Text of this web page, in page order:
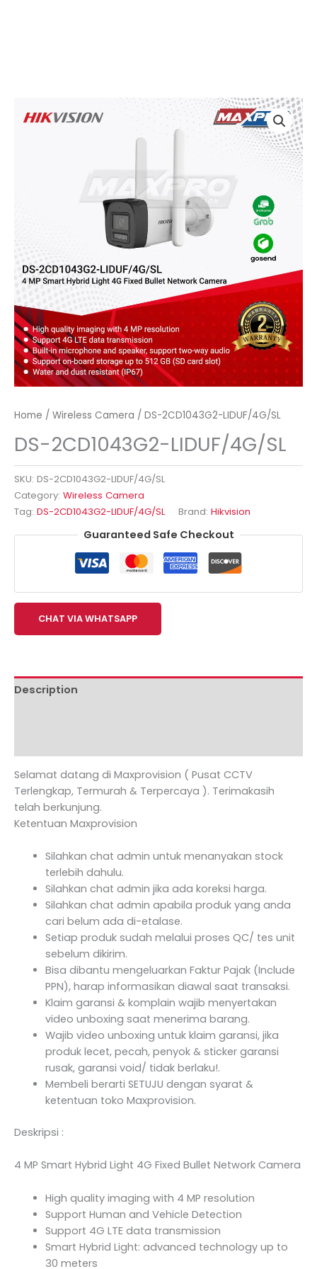
Home / Wireless Camera / DS-2CD1043G2-LIDUF/4G/SL
DS-2CD1043G2-LIDUF/4G/SL
SKU: DS-2CD1043G2-LIDUF/4G/SL
Category: Wireless Camera
Tag: DS-2CD1043G2-LIDUF/4G/SL Brand: Hikvision
Guaranteed Safe Checkout
CHAT VIA WHATSAPP
Description
Selamat datang di Maxprovision ( Pusat CCTV
Terlengkap, Termurah & Terpercaya ). Terimakasih
telah berkunjung.
Ketentuan Maxprovision
Silahkan chat admin untuk menanyakan stock
terlebih dahulu.
Silahkan chat admin jika ada koreksi harga.
Silahkan chat admin apabila produk yang anda
cari belum ada di-etalase.
Setiap produk sudah melalui proses QC/ tes unit
sebelum dikirim.
Bisa dibantu mengeluarkan Faktur Pajak (Include
PPN), harap informasikan diawal saat transaksi.
Klaim garansi & komplain wajib menyertakan
video unboxing saat menerima barang.
Wajib video unboxing untuk klaim garansi, jika
produk lecet, pecah, penyok & sticker garansi
rusak, garansi void/ tidak berlaku!.
Membeli berarti SETUJU dengan syarat &
ketentuan toko Maxprovision.
Deskripsi :
4 MP Smart Hybrid Light 4G Fixed Bullet Network Camera
High quality imaging with 4 MP resolution
Support Human and Vehicle Detection
Support 4G LTE data transmission
Smart Hybrid Light: advanced technology up to
30 meters